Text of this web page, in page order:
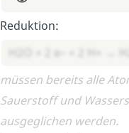
Reduktion:
H2O + 2 e– + 2 H+ → H2
müssen bereits alle
Sauerstoff und
ausgeglichen werden.